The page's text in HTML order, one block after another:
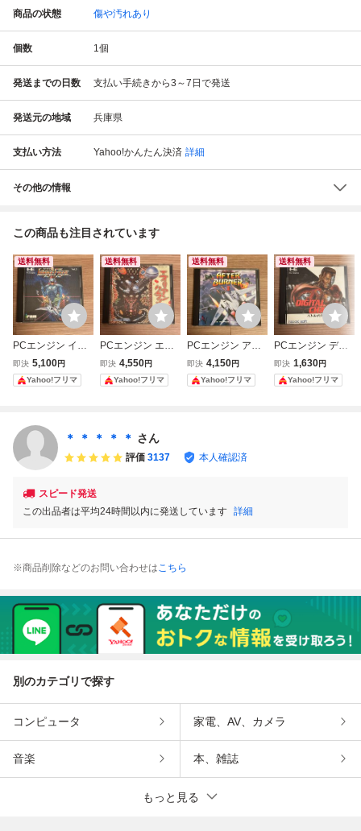
商品の状態 傷や汚れあり
個数 1個
発送までの日数 支払い手続きから3～7日で発送
発送元の地域 兵庫県
支払い方法 Yahoo!かんたん決済 詳細
その他の情報
この商品も注目されています
送料無料
PCエンジン イメ
ージファイト HuC
ARD ケース・説
明書付
即決 5,100円
Yahoo!フリマ
送料無料
PCエンジン エイ
リアンクラッシュ
HuCARD ケー
ス・説明書付
即決 4,550円
Yahoo!フリマ
送料無料
PCエンジン アフ
ターバーナーII Hu
CARD ケース・説
明書付き
即決 4,150円
Yahoo!フリマ
送料無料
PCエンジン デジ
タルチャンプ ケー
ス 説明書付 HuCA
RD
即決 1,630円
Yahoo!フリマ
＊ ＊ ＊ ＊ ＊ さん
評価 3137 本人確認済
スピード発送
この出品者は平均24時間以内に発送しています 詳細
※商品削除などのお問い合わせはこちら
別のカテゴリで探す
コンピュータ 家電、AV、カメラ
音楽 本、雑誌
もっと見る